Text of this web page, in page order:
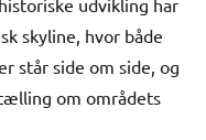
skyline, hvor både
står side om side, og
om områdets